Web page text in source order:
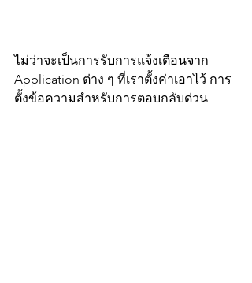
ไม่ว่าจะเป็นการรับการแจ้งเตือนจาก
Application ต่าง ๆ ที่เราตั้งค่าเอาไว้ การ
ตั้งข้อความสำหรับการตอบกลับด่วน